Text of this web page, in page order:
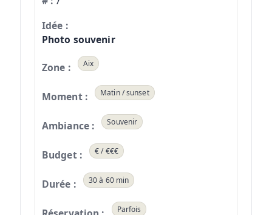
Photo souvenir
Aix
Matin / sunset
Souvenir
€ / €€€
30 à 60 min
Parfois